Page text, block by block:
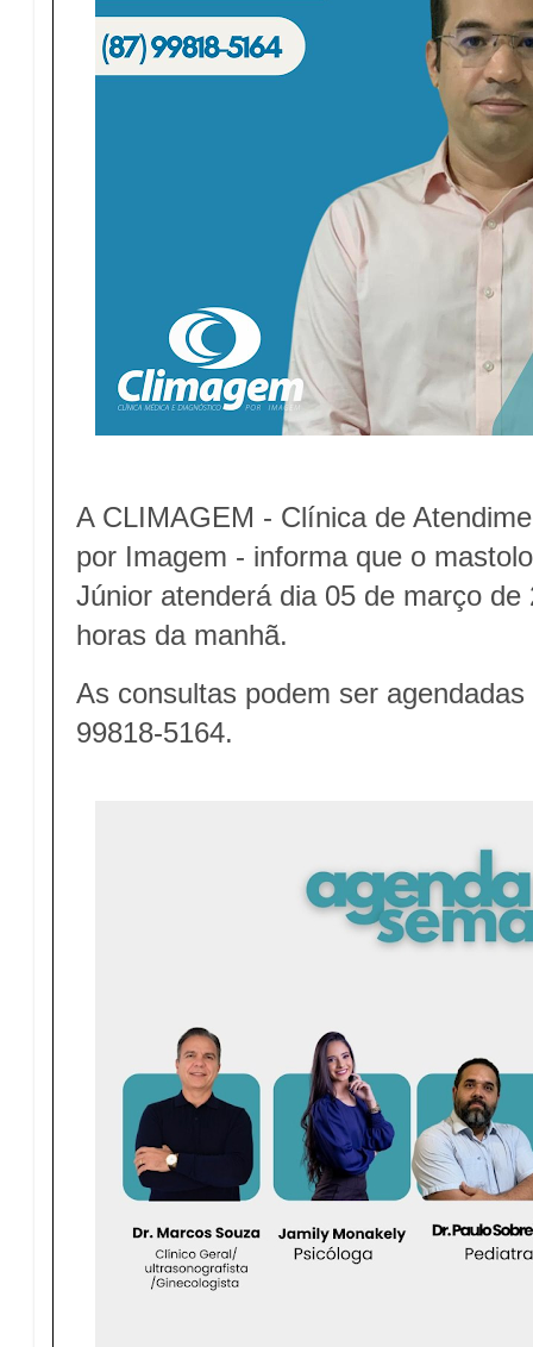
A CLIMAGEM - Clínica de
por Imagem - informa que o
Júnior atenderá dia 05 de março
horas da manhã.
As consultas podem ser
99818-5164.